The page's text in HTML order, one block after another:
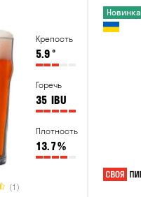
Крепость
5.9°
Горечь
35 IBU
Плотность
13.7%
(1)
Новинка